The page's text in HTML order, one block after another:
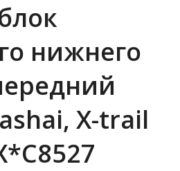
нижнего
X-trail